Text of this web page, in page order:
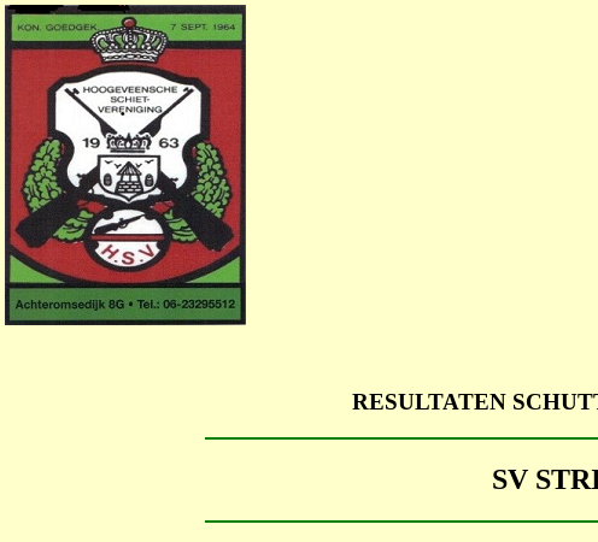
RESULTATEN
SV